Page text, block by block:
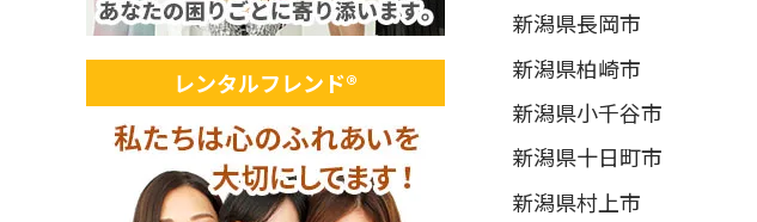
新潟県長岡市
新潟県柏崎市
新潟県小千谷市
新潟県十日町市
新潟県村上市
レンタルフレンド®